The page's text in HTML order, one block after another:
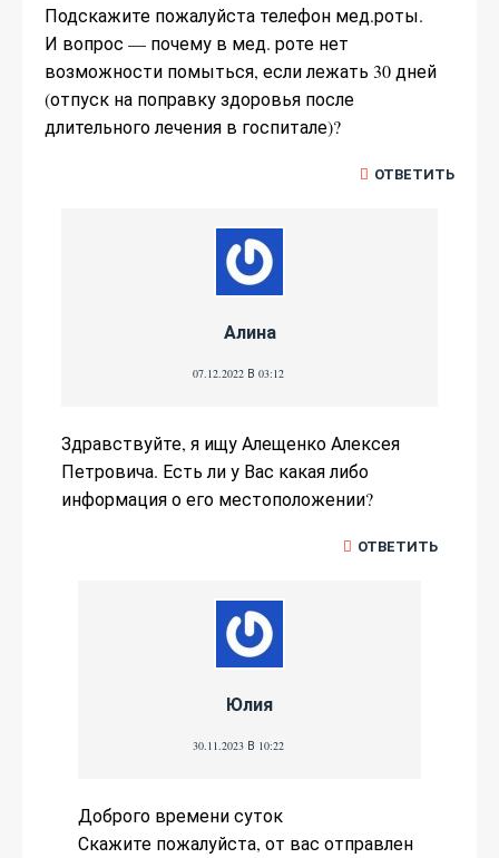
Подскажите пожалуйста телефон мед.роты.
И вопрос — почему в мед. роте нет
возможности помыться, если лежать 30 дней
(отпуск на поправку здоровья после
длительного лечения в госпитале)?
ОТВЕТИТЬ
Алина
07.12.2022 В 03:12
Здравствуйте, я ищу Алещенко Алексея
Петровича. Есть ли у Вас какая либо
информация о его местоположении?
ОТВЕТИТЬ
Юлия
30.11.2023 В 10:22
Доброго времени суток
Скажите пожалуйста, от вас отправлен